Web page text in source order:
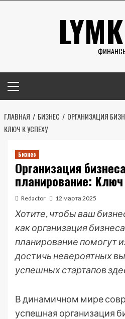
меню
ГЛАВНАЯ БИЗНЕС
ОРГАНИЗАЦИЯ
КЛЮЧ К УСПЕХУ
Бизнес
Организация
планирование: Ключ
Redactor 12 марта 2025
Хотите, чтобы ваш
как организация
планирование помогут
достичь невероятных
успешных стартапов
В динамичном мире
успешная организация